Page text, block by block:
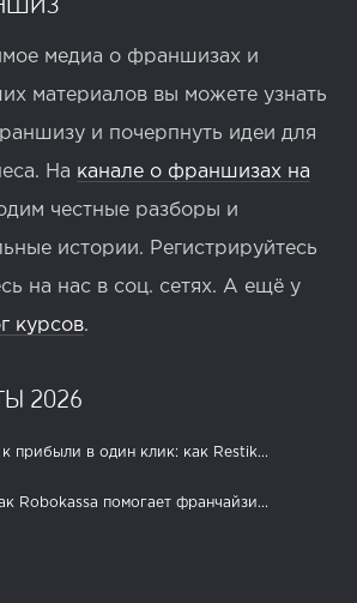
медиа о франшизах и
материалов вы можете узнать
и почерпнуть идеи для
На канале о франшизах на
честные разборы и
истории. Регистрируйтесь
на нас в соц. сетях. А ещё у
курсов.
2026
прибыли в один клик: как Restik...
Robokassa помогает франчайзи...